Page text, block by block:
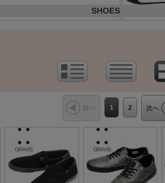
SHOES
前へ 1 2 次へ